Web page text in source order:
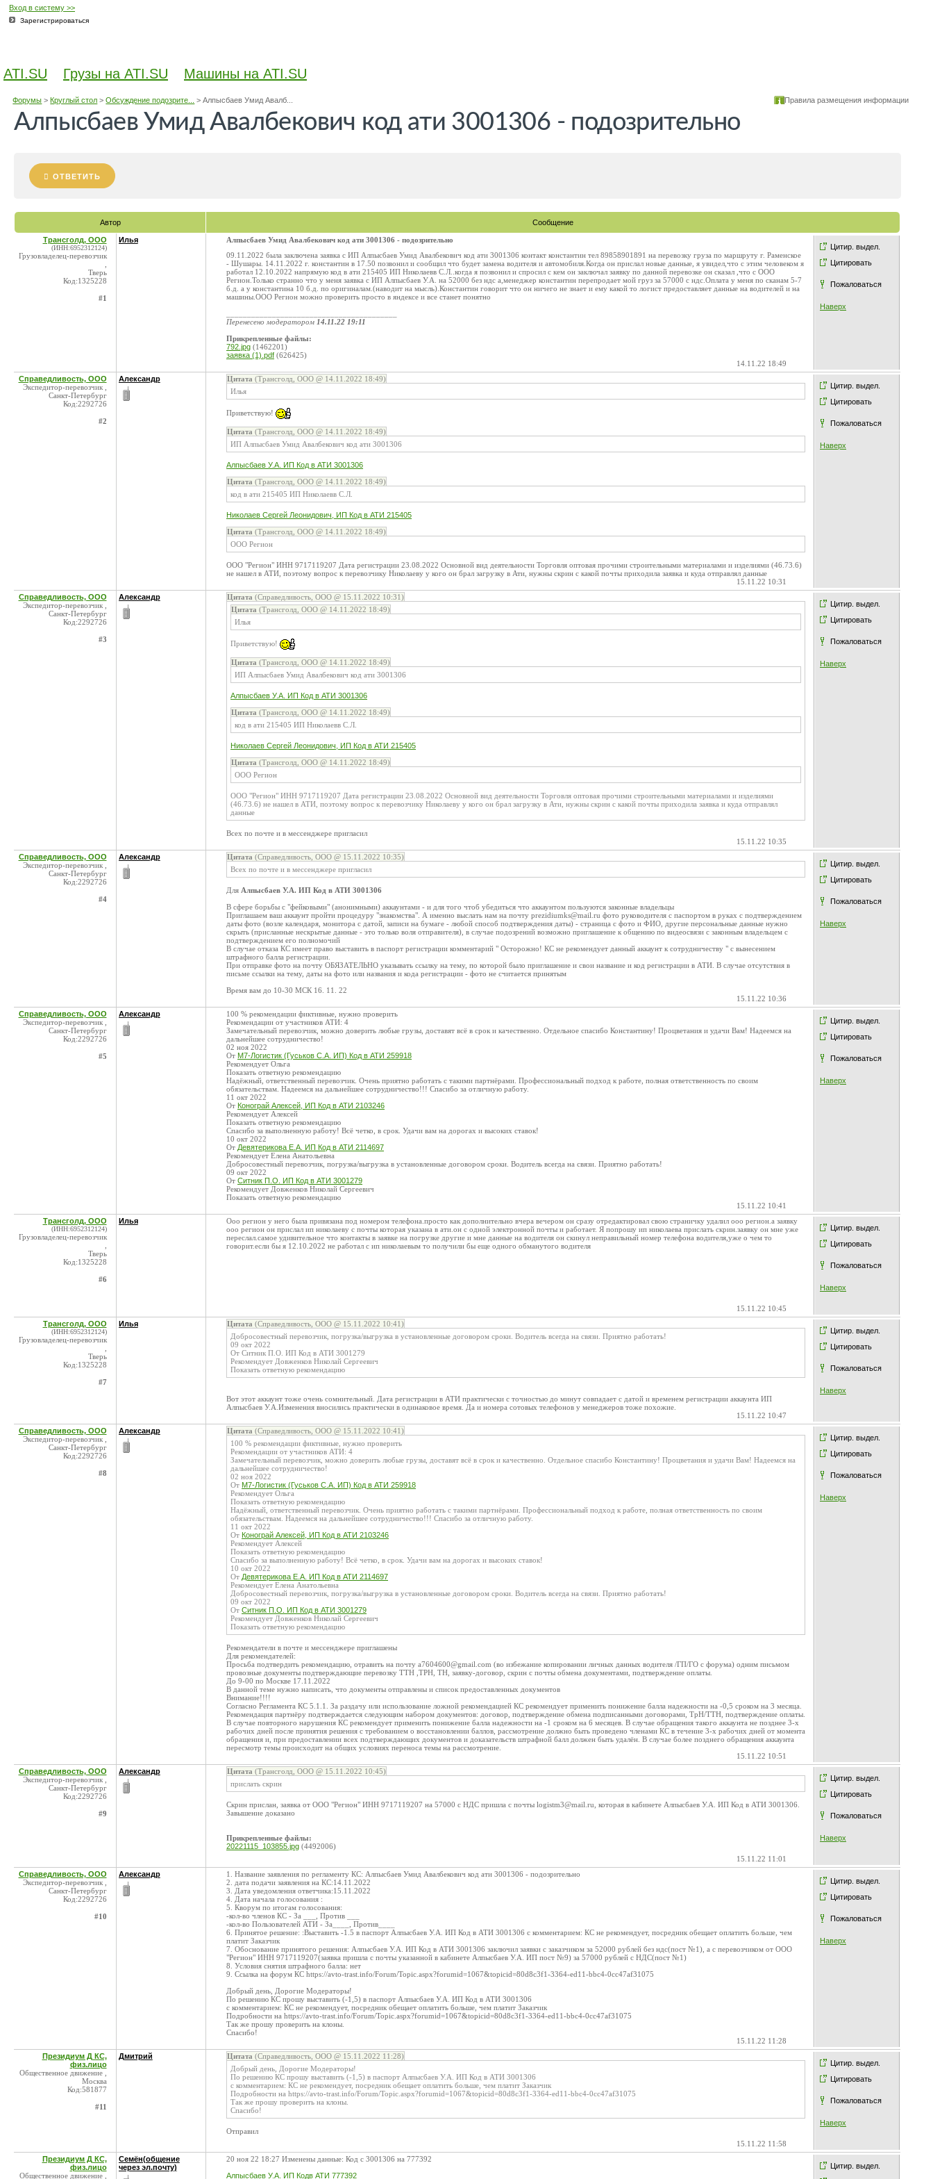
Вход в систему >>
Зарегистрироваться
ATI.SU Грузы на ATI.SU Машины на ATI.SU
Форумы >Круглый стол >Обсуждение подозрите... >Алпысбаев Умид Авалб... Правила размещения информации
Алпысбаев Умид Авалбекович код ати 3001306 - подозрительно
ОТВЕТИТЬ
Автор Сообщение
Цитир. выдел.
Цитировать
Пожаловаться
Наверх
Трансголд, ООО
(ИНН:6952312124)
Грузовладелец-перевозчик
Тверь
Код:1325228
#1
Илья
Алпысбаев Умид Авалбекович код ати 3001306 - подозрительно
09.11.2022 была заключена заявка с ИП Алпысбаев Умид Авалбекович код ати 3001306 контакт константин тел 89858901891 на перевозку груза по маршруту г. Раменское
- Шушары. 14.11.2022 г. константин в 17.50 позвонил и сообщил что будет замена водителя и автомобиля.Когда он прислал новые данные, я увидел,что с этим человеком я
работал 12.10.2022 напрямую код в ати 215405 ИП Николаевв С.Л..когда я позвонил и спросил с кем он заключал заявку по данной перевозке он сказал ,что с ООО
Регион.Только странно что у меня заявка с ИП Алпысбаев У.А. на 52000 без ндс а,менеджер константин перепродает мой груз за 57000 с ндс.Оплата у меня по сканам 5-7
б.д. а у константина 10 б.д. по оригиналам.(наводит на мысль).Константин говорит что он ничего не знает и ему какой то логист предоставляет данные на водителей и на
машины.ООО Регион можно проверить просто в яндексе и все станет понятно
Перенесено модератором 14.11.22 19:11
Прикрепленные файлы:
792.jpg (1462201)
заявка (1).pdf (626425)
14.11.22 18:49
Цитир. выдел.
Цитировать
Пожаловаться
Наверх
Справедливость, ООО
Экспедитор-перевозчик ,
Санкт-Петербург
Код:2292726
#2
Александр Цитата (Трансголд, ООО @ 14.11.2022 18:49)
Илья
Приветствую!
Цитата (Трансголд, ООО @ 14.11.2022 18:49)
ИП Алпысбаев Умид Авалбекович код ати 3001306
Алпысбаев У.А. ИП Код в АТИ 3001306
Цитата (Трансголд, ООО @ 14.11.2022 18:49)
код в ати 215405 ИП Николаевв С.Л.
Николаев Сергей Леонидович, ИП Код в АТИ 215405
Цитата (Трансголд, ООО @ 14.11.2022 18:49)
ООО Регион
ООО "Регион" ИНН 9717119207 Дата регистрации 23.08.2022 Основной вид деятельности Торговля оптовая прочими строительными материалами и изделиями (46.73.6)
не нашел в АТИ, поэтому вопрос к перевозчику Николаеву у кого он брал загрузку в Ати, нужны скрин с какой почты приходила заявка и куда отправлял данные
15.11.22 10:31
Цитир. выдел.
Цитировать
Пожаловаться
Наверх
Справедливость, ООО
Экспедитор-перевозчик ,
Санкт-Петербург
Код:2292726
#3
Александр Цитата (Справедливость, ООО @ 15.11.2022 10:31)
Цитата (Трансголд, ООО @ 14.11.2022 18:49)
Илья
Приветствую!
Цитата (Трансголд, ООО @ 14.11.2022 18:49)
ИП Алпысбаев Умид Авалбекович код ати 3001306
Алпысбаев У.А. ИП Код в АТИ 3001306
Цитата (Трансголд, ООО @ 14.11.2022 18:49)
код в ати 215405 ИП Николаевв С.Л.
Николаев Сергей Леонидович, ИП Код в АТИ 215405
Цитата (Трансголд, ООО @ 14.11.2022 18:49)
ООО Регион
ООО "Регион" ИНН 9717119207 Дата регистрации 23.08.2022 Основной вид деятельности Торговля оптовая прочими строительными материалами и изделиями
(46.73.6) не нашел в АТИ, поэтому вопрос к перевозчику Николаеву у кого он брал загрузку в Ати, нужны скрин с какой почты приходила заявка и куда отправлял
данные
Всех по почте и в мессенджере пригласил
15.11.22 10:35
Цитир. выдел.
Цитировать
Пожаловаться
Наверх
Справедливость, ООО
Экспедитор-перевозчик ,
Санкт-Петербург
Код:2292726
#4
Александр Цитата (Справедливость, ООО @ 15.11.2022 10:35)
Всех по почте и в мессенджере пригласил
Для Алпысбаев У.А. ИП Код в АТИ 3001306
В сфере борьбы с "фейковыми" (анонимными) аккаунтами - и для того чтоб убедиться что аккаунтом пользуются законные владельцы
Приглашаем ваш аккаунт пройти процедуру "знакомства". А именно выслать нам на почту prezidiumks@mail.ru фото руководителя с паспортом в руках с подтверждением
даты фото (возле календаря, монитора с датой, записи на бумаге - любой способ подтверждения даты) - страница с фото и ФИО, другие персональные данные нужно
скрыть (присланные нескрытые данные - это только воля отправителя), в случае подозрений возможно приглашение к общению по видеосвязи с законным владельцем с
подтверждением его полномочий
В случае отказа КС имеет право выставить в паспорт регистрации комментарий " Осторожно! КС не рекомендует данный аккаунт к сотрудничеству " с вынесением
штрафного балла регистрации.
При отправке фото на почту ОБЯЗАТЕЛЬНО указывать ссылку на тему, по которой было приглашение и свои название и код регистрации в АТИ. В случае отсутствия в
письме ссылки на тему, даты на фото или названия и кода регистрации - фото не считается принятым
Время вам до 10-30 МСК 16. 11. 22
15.11.22 10:36
Цитир. выдел.
Цитировать
Пожаловаться
Наверх
Справедливость, ООО
Экспедитор-перевозчик ,
Санкт-Петербург
Код:2292726
#5
Александр
100 % рекомендации фиктивные, нужно проверить
Рекомендации от участников АТИ: 4
Замечательный перевозчик, можно доверить любые грузы, доставят всё в срок и качественно. Отдельное спасибо Константину! Процветания и удачи Вам! Надеемся на
дальнейшее сотрудничество!
02 ноя 2022
От М7-Логистик (Гуськов С.А. ИП) Код в АТИ 259918
Рекомендует Ольга
Показать ответную рекомендацию
Надёжный, ответственный перевозчик. Очень приятно работать с такими партнёрами. Профессиональный подход к работе, полная ответственность по своим
обязательствам. Надеемся на дальнейшее сотрудничество!!! Спасибо за отличную работу.
11 окт 2022
От Конограй Алексей, ИП Код в АТИ 2103246
Рекомендует Алексей
Показать ответную рекомендацию
Спасибо за выполненную работу! Всё четко, в срок. Удачи вам на дорогах и высоких ставок!
10 окт 2022
От Девятерикова Е.А. ИП Код в АТИ 2114697
Рекомендует Елена Анатольевна
Добросовестный перевозчик, погрузка/выгрузка в установленные договором сроки. Водитель всегда на связи. Приятно работать!
09 окт 2022
От Ситник П.О. ИП Код в АТИ 3001279
Рекомендует Довженков Николай Сергеевич
Показать ответную рекомендацию
15.11.22 10:41
Цитир. выдел.
Цитировать
Пожаловаться
Наверх
Трансголд, ООО
(ИНН:6952312124)
Грузовладелец-перевозчик
Тверь
Код:1325228
#6
Илья
Ооо регион у него была привязана под номером телефона.просто как дополнительно вчера вечером он сразу отредактировал свою страничку удалил ооо регион.а заявку
ооо регион он прислал ип николаеву с почты которая указана в ати.он с одной электронной почты и работает. Я попрошу ип николаева прислать скрин.заявку он мне уже
переслал.самое удивительное что контакты в заявке на погрузке другие и мне данные на водителя он скинул неправильный номер телефона водителя,уже о чем то
говорит.если бы я 12.10.2022 не работал с ип николаевым то получили бы еще одного обманутого водителя
15.11.22 10:45
Цитир. выдел.
Цитировать
Пожаловаться
Наверх
Трансголд, ООО
(ИНН:6952312124)
Грузовладелец-перевозчик
Тверь
Код:1325228
#7
Илья Цитата (Справедливость, ООО @ 15.11.2022 10:41)
Добросовестный перевозчик, погрузка/выгрузка в установленные договором сроки. Водитель всегда на связи. Приятно работать!
09 окт 2022
От Ситник П.О. ИП Код в АТИ 3001279
Рекомендует Довженков Николай Сергеевич
Показать ответную рекомендацию
Вот этот аккаунт тоже очень сомнительный. Дата регистрации в АТИ практически с точностью до минут совпадает с датой и временем регистрации аккаунта ИП
Алпысбаев У.А.Изменения вносились практически в одинаковое время. Да и номера сотовых телефонов у менеджеров тоже похожие.
15.11.22 10:47
Цитир. выдел.
Цитировать
Пожаловаться
Наверх
Справедливость, ООО
Экспедитор-перевозчик ,
Санкт-Петербург
Код:2292726
#8
Александр Цитата (Справедливость, ООО @ 15.11.2022 10:41)
100 % рекомендации фиктивные, нужно проверить
Рекомендации от участников АТИ: 4
Замечательный перевозчик, можно доверить любые грузы, доставят всё в срок и качественно. Отдельное спасибо Константину! Процветания и удачи Вам! Надеемся на
дальнейшее сотрудничество!
02 ноя 2022
От М7-Логистик (Гуськов С.А. ИП) Код в АТИ 259918
Рекомендует Ольга
Показать ответную рекомендацию
Надёжный, ответственный перевозчик. Очень приятно работать с такими партнёрами. Профессиональный подход к работе, полная ответственность по своим
обязательствам. Надеемся на дальнейшее сотрудничество!!! Спасибо за отличную работу.
11 окт 2022
От Конограй Алексей, ИП Код в АТИ 2103246
Рекомендует Алексей
Показать ответную рекомендацию
Спасибо за выполненную работу! Всё четко, в срок. Удачи вам на дорогах и высоких ставок!
10 окт 2022
От Девятерикова Е.А. ИП Код в АТИ 2114697
Рекомендует Елена Анатольевна
Добросовестный перевозчик, погрузка/выгрузка в установленные договором сроки. Водитель всегда на связи. Приятно работать!
09 окт 2022
От Ситник П.О. ИП Код в АТИ 3001279
Рекомендует Довженков Николай Сергеевич
Показать ответную рекомендацию
Рекомендатели в почте и мессенджере приглашены
Для рекомендателей:
Просьба подтвердить рекомендацию, отравить на почту a7604600@gmail.com (во избежание копировании личных данных водителя /ГП/ГО с форума) одним письмом
провозные документы подтверждающие перевозку ТТН ,ТРН, ТН, заявку-договор, скрин с почты обмена документами, подтверждение оплаты.
До 9-00 по Москве 17.11.2022
В данной теме нужно написать, что документы отправлены и список предоставленных документов
Внимание!!!!
Согласно Регламента КС 5.1.1. За раздачу или использование ложной рекомендацией КС рекомендует применить понижение балла надежности на -0,5 сроком на 3 месяца.
Рекомендация партнёру подтверждается следующим набором документов: договор, подтверждение обмена подписанными договорами, ТрН/ТТН, подтверждение оплаты.
В случае повторного нарушения КС рекомендует применить понижение балла надежности на -1 сроком на 6 месяцев. В случае обращения такого аккаунта не позднее 3-х
рабочих дней после принятия решения с требованием о восстановлении баллов, рассмотрение должно быть проведено членами КС в течение 3-х рабочих дней от момента
обращения и, при предоставлении всех подтверждающих документов и доказательств штрафной балл должен быть удалён. В случае более позднего обращения аккаунта
пересмотр темы происходит на общих условиях переноса темы на рассмотрение.
15.11.22 10:51
Цитир. выдел.
Цитировать
Пожаловаться
Наверх
Справедливость, ООО
Экспедитор-перевозчик ,
Санкт-Петербург
Код:2292726
#9
Александр Цитата (Трансголд, ООО @ 15.11.2022 10:45)
прислать скрин
Скрин прислан, заявка от ООО "Регион" ИНН 9717119207 на 57000 с НДС пришла с почты logistm3@mail.ru, которая в кабинете Алпысбаев У.А. ИП Код в АТИ 3001306.
Завышение доказано
Прикрепленные файлы:
20221115_103855.jpg (4492006)
15.11.22 11:01
Цитир. выдел.
Цитировать
Пожаловаться
Наверх
Справедливость, ООО
Экспедитор-перевозчик ,
Санкт-Петербург
Код:2292726
#10
Александр
1. Название заявления по регламенту КС: Алпысбаев Умид Авалбекович код ати 3001306 - подозрительно
2. дата подачи заявления на КС:14.11.2022
3. Дата уведомления ответчика:15.11.2022
4. Дата начала голосования :
5. Кворум по итогам голосования:
-кол-во членов КС - За ___, Против ___
-кол-во Пользователей АТИ - За____, Против____
6. Принятое решение: :Выставить -1.5 в паспорт Алпысбаев У.А. ИП Код в АТИ 3001306 с комментарием: КС не рекомендует, посредник обещает оплатить больше, чем
платит Заказчик
7. Обоснование принятого решения: Алпысбаев У.А. ИП Код в АТИ 3001306 заключил заявки с заказчиком за 52000 рублей без ндс(пост №1), а с перевозчиком от ООО
"Регион" ИНН 9717119207(заявка пришла с почты указанной в кабинете Алпысбаев У.А. ИП пост №9) за 57000 рублей с НДС(пост №1)
8. Условия снятия штрафного балла: нет
9. Ссылка на форум КС https://avto-trast.info/Forum/Topic.aspx?forumid=1067&topicid=80d8c3f1-3364-ed11-bbc4-0cc47af31075
Добрый день, Дорогие Модераторы!
По решению КС прошу выставить (-1,5) в паспорт Алпысбаев У.А. ИП Код в АТИ 3001306
с комментарием: КС не рекомендует, посредник обещает оплатить больше, чем платит Заказчик
Подробности на https://avto-trast.info/Forum/Topic.aspx?forumid=1067&topicid=80d8c3f1-3364-ed11-bbc4-0cc47af31075
Так же прошу проверить на клоны.
Спасибо!
15.11.22 11:28
Цитир. выдел.
Цитировать
Пожаловаться
Наверх
Президиум Д КС,
физ.лицо
Общественное движение ,
Москва
Код:581877
#11
Дмитрий Цитата (Справедливость, ООО @ 15.11.2022 11:28)
Добрый день, Дорогие Модераторы!
По решению КС прошу выставить (-1,5) в паспорт Алпысбаев У.А. ИП Код в АТИ 3001306
с комментарием: КС не рекомендует, посредник обещает оплатить больше, чем платит Заказчик
Подробности на https://avto-trast.info/Forum/Topic.aspx?forumid=1067&topicid=80d8c3f1-3364-ed11-bbc4-0cc47af31075
Так же прошу проверить на клоны.
Спасибо!
Отправил
15.11.22 11:58
Цитир. выдел.
Президиум Д КС,
физ.лицо
Общественное движение ,
Семён(общение
через эл.почту)
20 ноя 22 18:27 Изменены данные: Код с 3001306 на 777392
Алпысбаев У.А. ИП Кодв АТИ 777392